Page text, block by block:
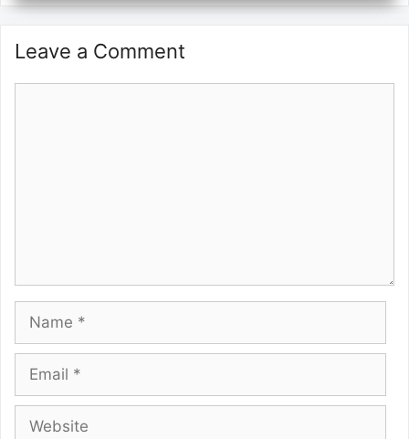
Leave a Comment